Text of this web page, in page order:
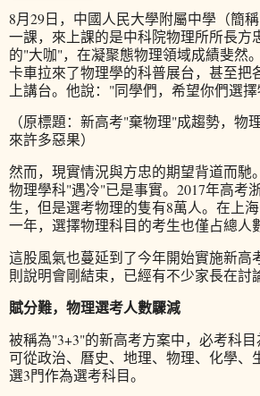
8月29日，中國人民大學附屬中學（簡
一課，來上課的是中科院物理所所長方
的"大咖"，在凝聚態物理領域成績斐然
卡車拉來了物理學的科普展台，甚至把
上講台。他說："同學們，希望你們選
（原標題：新高考"棄物理"成趨勢，物
來許多惡果）
然而，現實情況與方忠的期望背道而馳
物理學科"遇冷"已是事實。2017年高考
生，但是選考物理的隻有8萬人。在上
一年，選擇物理科目的考生也僅占總人
這股風氣也蔓延到了今年開始實施新高
則說明會剛結束，已經有不少家長在討
賦分難，物理選考人數驟減
被稱為"3+3"的新高考方案中，必考科
可從政治、曆史、地理、物理、化學、
選3門作為選考科目。